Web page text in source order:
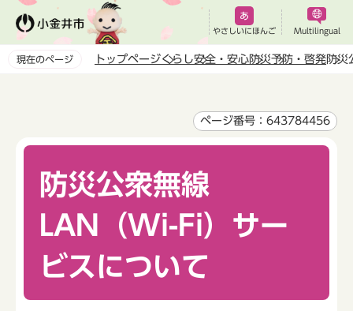
ペ
やさしいにほんご Multilingual
現在のページ トップページくらし安全・安心防災予防・啓発防災
ページ番号：643784456
防災公衆無線
LAN（Wi-Fi）サー
ビスについて